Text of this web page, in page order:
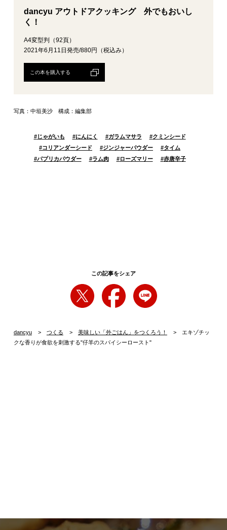
dancyu アウトドアクッキング 外でもおいし
く！
A4変型判（92頁）
2021年6月11日発売/880円（税込み）
この本を購入する
写真：中垣美沙 構成：編集部
#じゃがいも #にんにく #ガラムマサラ #クミンシード
#コリアンダーシード #ジンジャーパウダー #タイム
#パプリカパウダー #ラム肉 #ローズマリー #赤唐辛子
この記事をシェア
dancyu つくる 美味しい「外ごはん」をつくろう！
エキゾチッ
クな香りが食欲を刺激する"仔羊のスパイシーロースト"